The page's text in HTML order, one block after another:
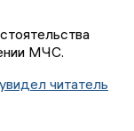
МЧС.
читатель